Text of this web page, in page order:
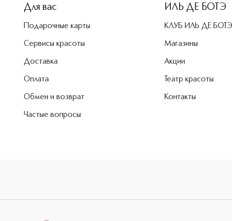
Для вас
Подарочные карты
Сервисы красоты
Доставка
Оплата
Обмен и возврат
Частые вопросы
ИЛЬ ДЕ БОТЭ
КЛУБ ИЛЬ ДЕ БОТЭ
Магазины
Акции
Театр красоты
Контакты